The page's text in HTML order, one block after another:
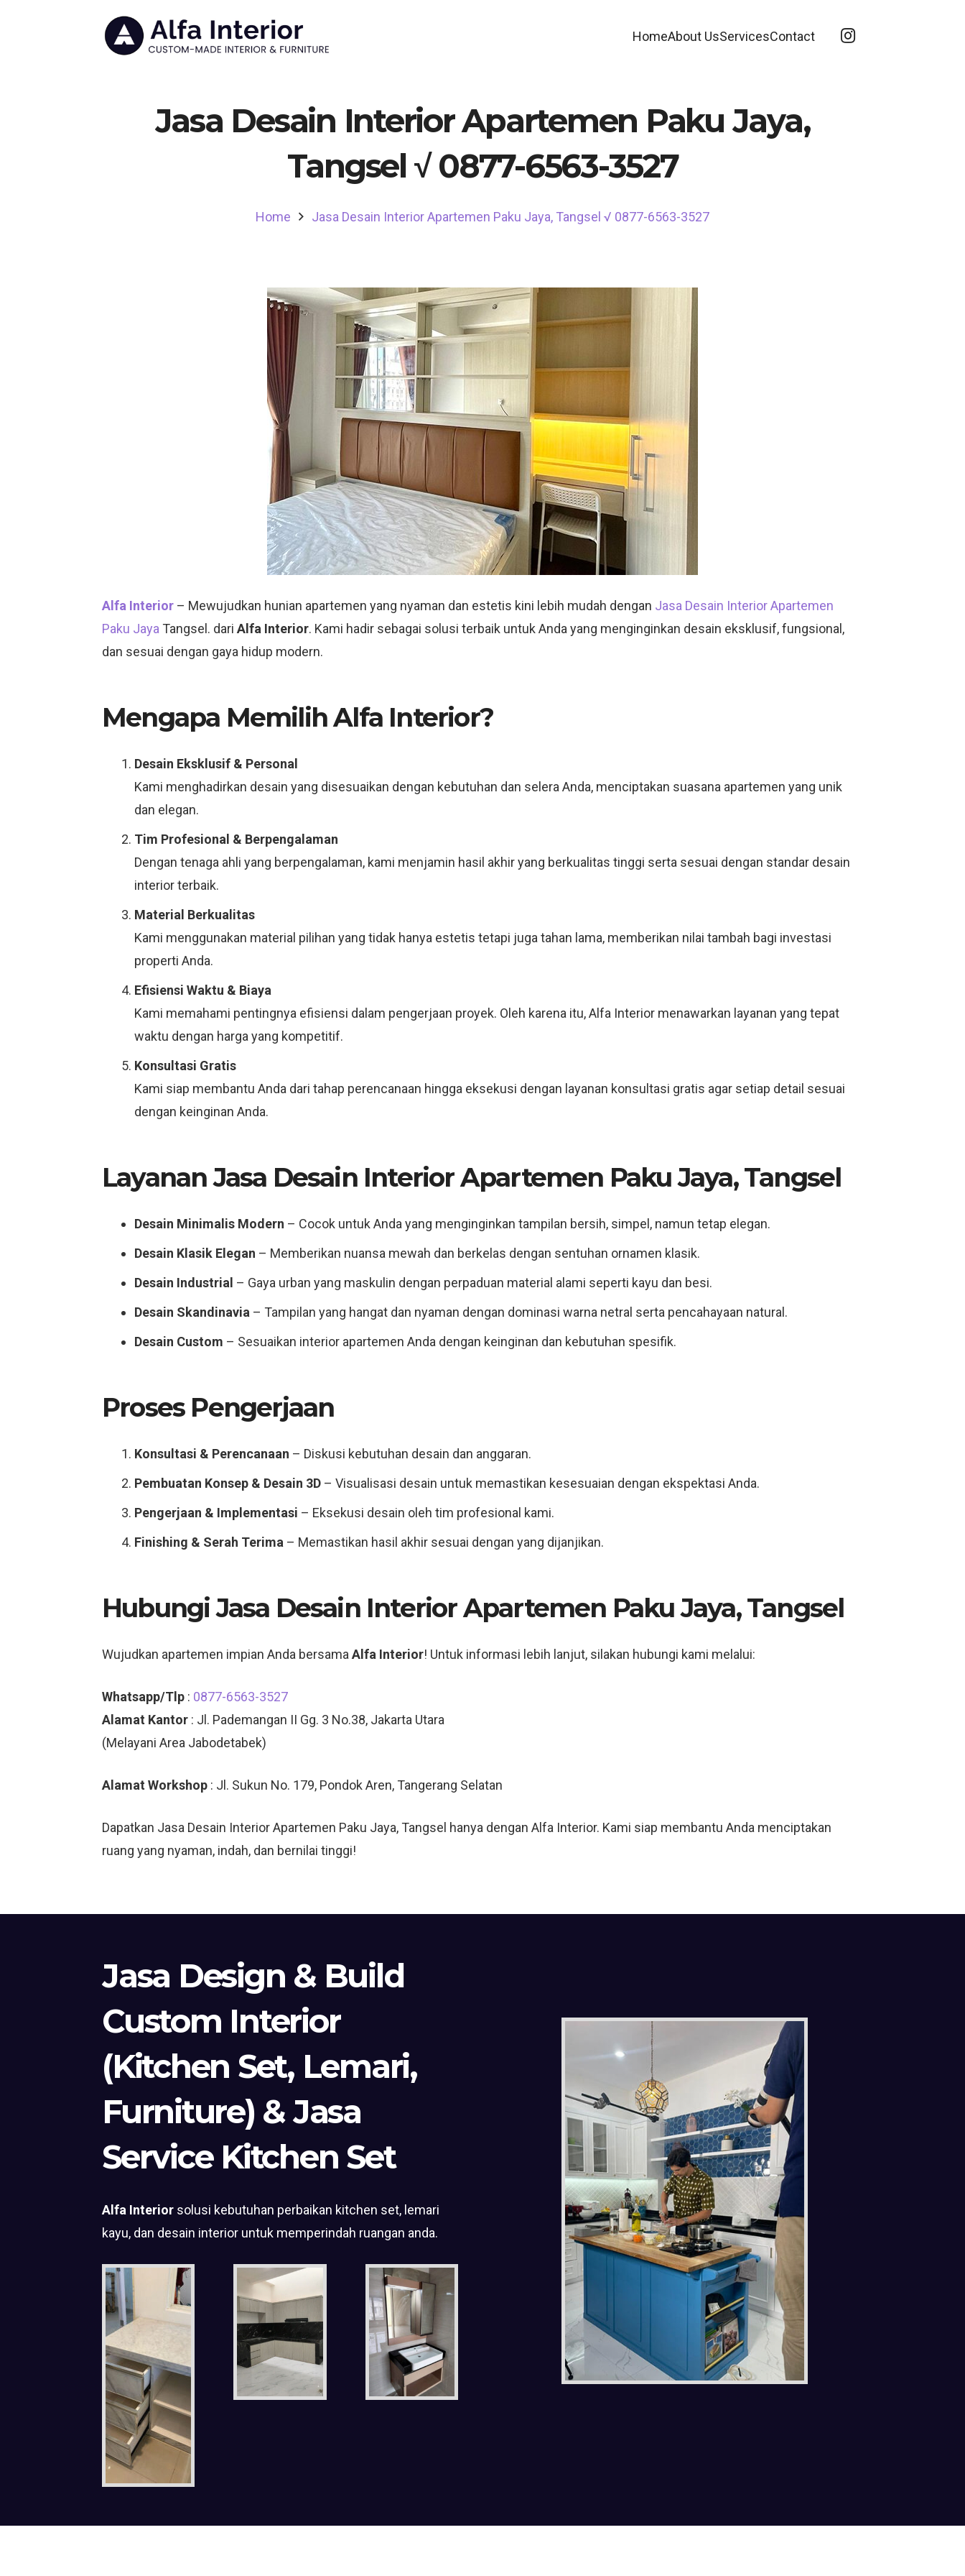
HomeAbout UsServicesContact
Jasa Desain Interior Apartemen Paku Jaya,
Tangsel √ 0877-6563-3527
Home Jasa Desain Interior Apartemen Paku Jaya, Tangsel √ 0877-6563-3527
Alfa Interior – Mewujudkan hunian apartemen yang nyaman dan estetis kini lebih mudah dengan Jasa Desain Interior Apartemen
Paku Jaya Tangsel. dari Alfa Interior. Kami hadir sebagai solusi terbaik untuk Anda yang menginginkan desain eksklusif, fungsional,
dan sesuai dengan gaya hidup modern.
Mengapa Memilih Alfa Interior?
Desain Eksklusif & Personal
Kami menghadirkan desain yang disesuaikan dengan kebutuhan dan selera Anda, menciptakan suasana apartemen yang unik
dan elegan.
Tim Profesional & Berpengalaman
Dengan tenaga ahli yang berpengalaman, kami menjamin hasil akhir yang berkualitas tinggi serta sesuai dengan standar desain
interior terbaik.
Material Berkualitas
Kami menggunakan material pilihan yang tidak hanya estetis tetapi juga tahan lama, memberikan nilai tambah bagi investasi
properti Anda.
Efisiensi Waktu & Biaya
Kami memahami pentingnya efisiensi dalam pengerjaan proyek. Oleh karena itu, Alfa Interior menawarkan layanan yang tepat
waktu dengan harga yang kompetitif.
Konsultasi Gratis
Kami siap membantu Anda dari tahap perencanaan hingga eksekusi dengan layanan konsultasi gratis agar setiap detail sesuai
dengan keinginan Anda.
Layanan Jasa Desain Interior Apartemen Paku Jaya, Tangsel
Desain Minimalis Modern – Cocok untuk Anda yang menginginkan tampilan bersih, simpel, namun tetap elegan.
Desain Klasik Elegan – Memberikan nuansa mewah dan berkelas dengan sentuhan ornamen klasik.
Desain Industrial – Gaya urban yang maskulin dengan perpaduan material alami seperti kayu dan besi.
Desain Skandinavia – Tampilan yang hangat dan nyaman dengan dominasi warna netral serta pencahayaan natural.
Desain Custom – Sesuaikan interior apartemen Anda dengan keinginan dan kebutuhan spesifik.
Proses Pengerjaan
Konsultasi & Perencanaan – Diskusi kebutuhan desain dan anggaran.
Pembuatan Konsep & Desain 3D – Visualisasi desain untuk memastikan kesesuaian dengan ekspektasi Anda.
Pengerjaan & Implementasi – Eksekusi desain oleh tim profesional kami.
Finishing & Serah Terima – Memastikan hasil akhir sesuai dengan yang dijanjikan.
Hubungi Jasa Desain Interior Apartemen Paku Jaya, Tangsel
Wujudkan apartemen impian Anda bersama Alfa Interior! Untuk informasi lebih lanjut, silakan hubungi kami melalui:
Whatsapp/Tlp : 0877-6563-3527
Alamat Kantor : Jl. Pademangan II Gg. 3 No.38, Jakarta Utara
(Melayani Area Jabodetabek)
Alamat Workshop : Jl. Sukun No. 179, Pondok Aren, Tangerang Selatan
Dapatkan Jasa Desain Interior Apartemen Paku Jaya, Tangsel hanya dengan Alfa Interior. Kami siap membantu Anda menciptakan
ruang yang nyaman, indah, dan bernilai tinggi!
Jasa Design & Build
Custom Interior
(Kitchen Set, Lemari,
Furniture) & Jasa
Service Kitchen Set
Alfa Interior solusi kebutuhan perbaikan kitchen set, lemari
kayu, dan desain interior untuk memperindah ruangan anda.